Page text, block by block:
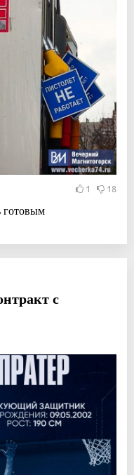
1 18
готовым
с